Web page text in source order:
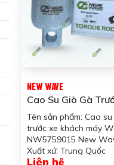
NEW WAVE
Cao Su Giò Gà
Khách Máy Wechai
NW5759015 New
Tên sản phẩm: Cao
trước xe khách máy
NW5759015 New
Xuất xứ: Trung Quốc
Ứng dụng: Dùng cho
Liên hệ